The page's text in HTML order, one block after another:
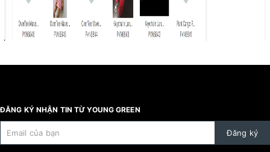
ĐĂNG KÝ NHẬN TIN TỪ YOUNG GREEN
Đăng ký